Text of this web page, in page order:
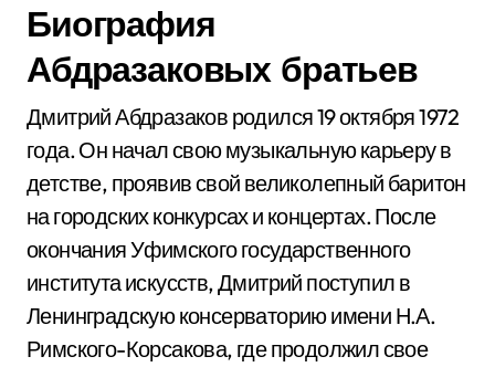
Биография
Абдразаковых братьев
Дмитрий Абдразаков родился 19 октября 1972
года. Он начал свою музыкальную карьеру в
детстве, проявив свой великолепный баритон
на городских конкурсах и концертах. После
окончания Уфимского государственного
института искусств, Дмитрий поступил в
Ленинградскую консерваторию имени Н.А.
Римского-Корсакова, где продолжил свое